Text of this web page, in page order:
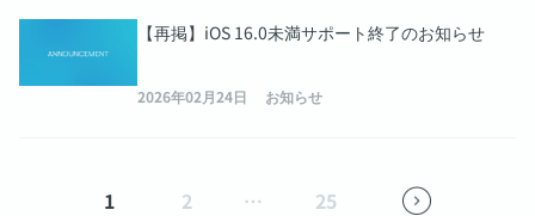
【再掲】iOS 16.0未満サポート終了のお知らせ
2026年02月24日 お知らせ
1 2 … 25